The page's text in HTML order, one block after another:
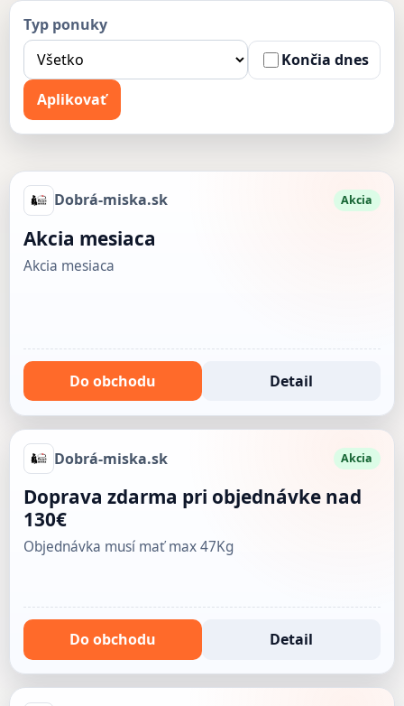
Typ ponuky
Končia dnes
Aplikovať
Dobrá-miska.sk Akcia
Akcia mesiaca
Akcia mesiaca
Do obchodu Detail
Dobrá-miska.sk Akcia
Doprava zdarma pri objednávke nad
130€
Objednávka musí mať max 47Kg
Do obchodu Detail